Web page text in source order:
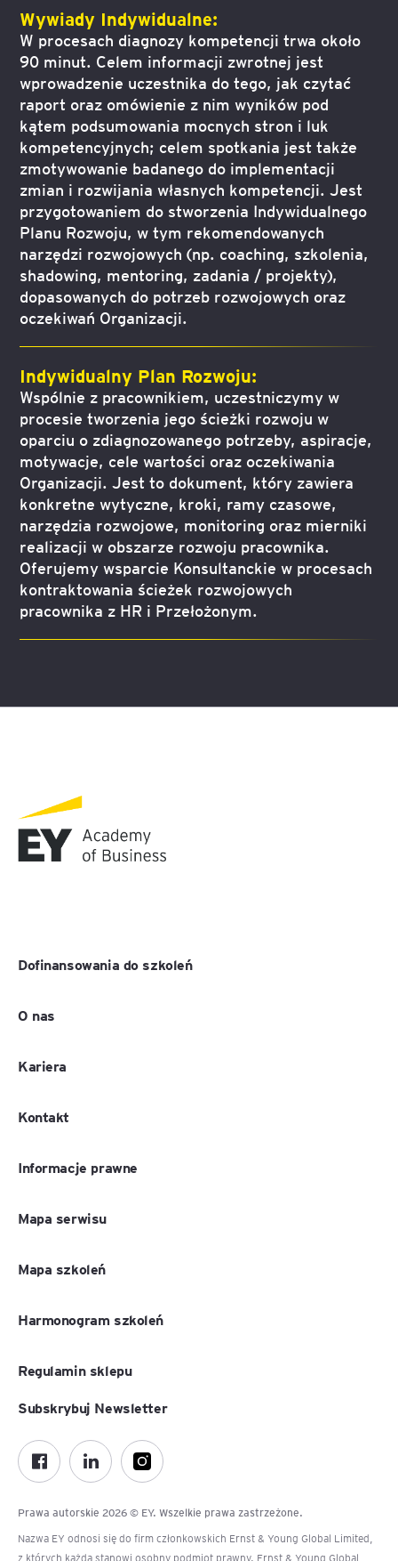
Wywiady Indywidualne:
W procesach diagnozy kompetencji trwa około
90 minut. Celem informacji zwrotnej jest
wprowadzenie uczestnika do tego, jak czytać
raport oraz omówienie z nim wyników pod
kątem podsumowania mocnych stron i luk
kompetencyjnych; celem spotkania jest także
zmotywowanie badanego do implementacji
zmian i rozwijania własnych kompetencji. Jest
przygotowaniem do stworzenia Indywidualnego
Planu Rozwoju, w tym rekomendowanych
narzędzi rozwojowych (np. coaching, szkolenia,
shadowing, mentoring, zadania / projekty),
dopasowanych do potrzeb rozwojowych oraz
oczekiwań Organizacji.
Indywidualny Plan Rozwoju:
Wspólnie z pracownikiem, uczestniczymy w
procesie tworzenia jego ścieżki rozwoju w
oparciu o zdiagnozowanego potrzeby, aspiracje,
motywacje, cele wartości oraz oczekiwania
Organizacji. Jest to dokument, który zawiera
konkretne wytyczne, kroki, ramy czasowe,
narzędzia rozwojowe, monitoring oraz mierniki
realizacji w obszarze rozwoju pracownika.
Oferujemy wsparcie Konsultanckie w procesach
kontraktowania ścieżek rozwojowych
pracownika z HR i Przełożonym.
Dofinansowania do szkoleń
O nas
Kariera
Kontakt
Informacje prawne
Mapa serwisu
Mapa szkoleń
Harmonogram szkoleń
Regulamin sklepu
Prawa autorskie 2026 © EY. Wszelkie prawa zastrzeżone.
Nazwa EY odnosi się do firm członkowskich Ernst & Young Global Limited,
z których każda stanowi osobny podmiot prawny. Ernst & Young Global
Subskrybuj Newsletter